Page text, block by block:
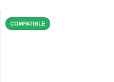
COMPATIBLE